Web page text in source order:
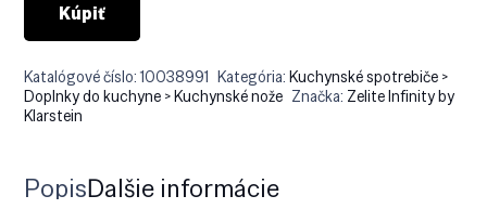
Kúpiť
Katalógové číslo:10038991 Kategória:Kuchynské spotrebiče >
Doplnky do kuchyne > Kuchynské nože Značka: Zelite Infinity by
Klarstein
PopisĎalšie informácie